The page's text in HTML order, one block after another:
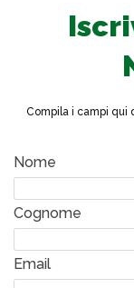
Compila i campi qui
Nome
Cognome
Email